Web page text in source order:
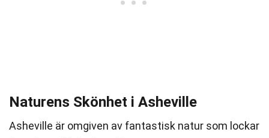
Naturens Skönhet i Asheville
Asheville är omgiven av fantastisk natur som lockar